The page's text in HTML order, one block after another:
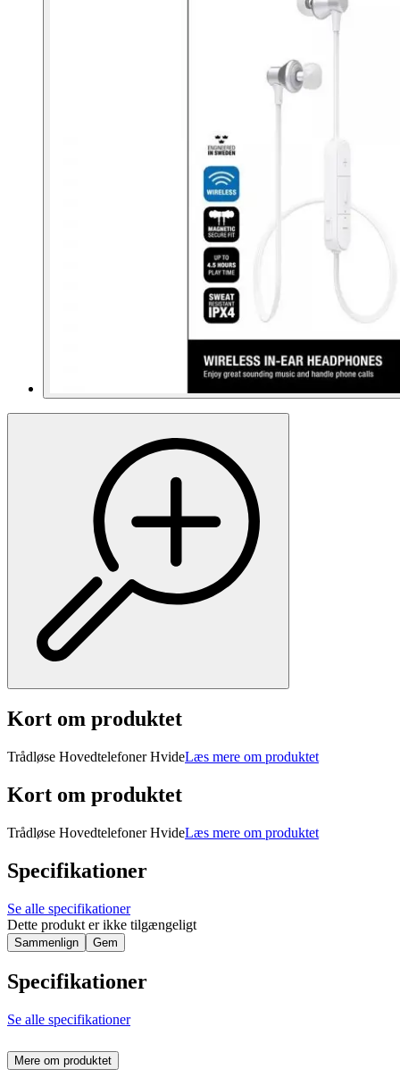
Kort om produktet
Trådløse Hovedtelefoner HvideLæs mere om produktet
Kort om produktet
Trådløse Hovedtelefoner HvideLæs mere om produktet
Specifikationer
Se alle specifikationer
Dette produkt er ikke tilgængeligt
Sammenlign Gem
Specifikationer
Se alle specifikationer
Mere om produktet